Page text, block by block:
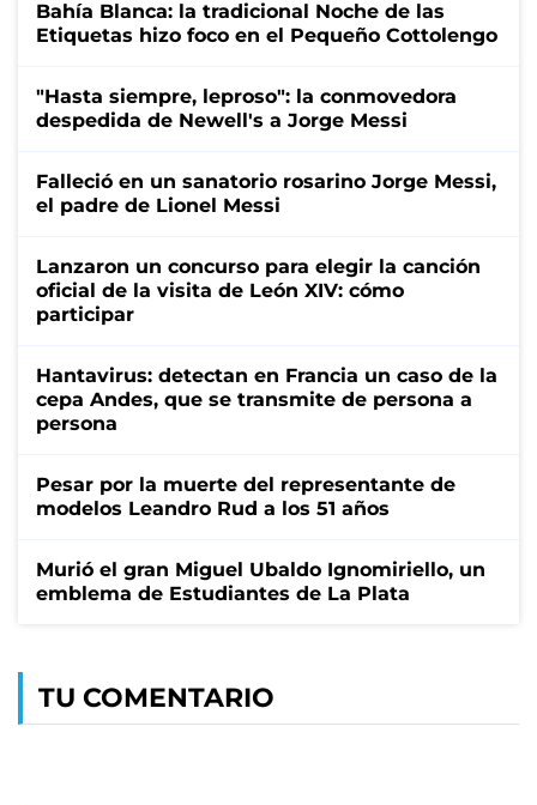
Bahía Blanca: la tradicional Noche de las
Etiquetas hizo foco en el Pequeño Cottolengo
"Hasta siempre, leproso": la conmovedora
despedida de Newell's a Jorge Messi
Falleció en un sanatorio rosarino Jorge Messi,
el padre de Lionel Messi
Lanzaron un concurso para elegir la canción
oficial de la visita de León XIV: cómo
participar
Hantavirus: detectan en Francia un caso de la
cepa Andes, que se transmite de persona a
persona
Pesar por la muerte del representante de
modelos Leandro Rud a los 51 años
Murió el gran Miguel Ubaldo Ignomiriello, un
emblema de Estudiantes de La Plata
TU COMENTARIO